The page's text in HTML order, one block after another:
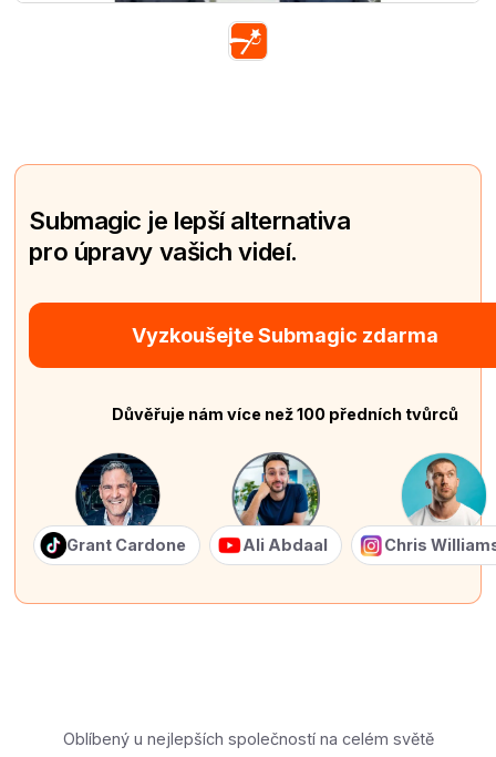
Submagic je lepší alternativa
pro úpravy vašich videí.
Vyzkoušejte Submagic zdarma
Důvěřuje nám více než 100 předních tvůrců
Grant Cardone Ali Abdaal Chris
Oblíbený u nejlepších společností na celém světě